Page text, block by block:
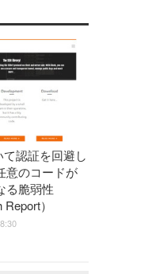
認証を回避し
意のコードが
る脆弱性
Report）